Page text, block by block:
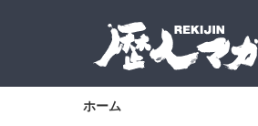
ホーム